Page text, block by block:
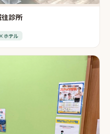
診所
ホテル